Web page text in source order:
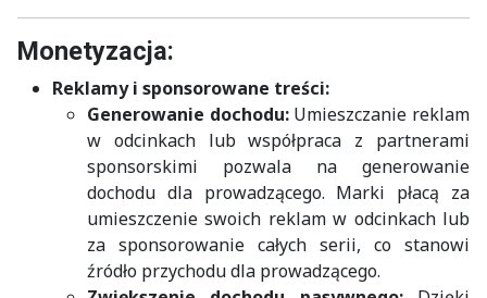
Monetyzacja:
Reklamy i sponsorowane treści:
Generowanie dochodu:Umieszczanie reklam
w odcinkach lub współpraca z partnerami
sponsorskimi pozwala na generowanie
dochodu dla prowadzącego. Marki płacą za
umieszczenie swoich reklam w odcinkach lub
za sponsorowanie całych serii, co stanowi
źródło przychodu dla prowadzącego.